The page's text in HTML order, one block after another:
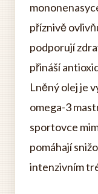
příznivě
podporují
přináší
Lněný olej je
omega-3
sportovce
pomáhají
intenzivním